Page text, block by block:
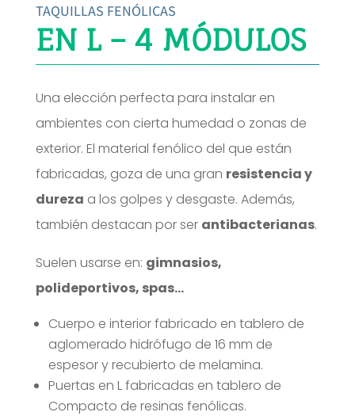
TAQUILLAS FENÓLICAS
EN L – 4 MÓDULOS
Una elección perfecta para instalar en
ambientes con cierta humedad o zonas de
exterior. El material fenólico del que están
fabricadas, goza de una gran resistencia y
dureza a los golpes y desgaste. Además,
también destacan por ser antibacterianas.
Suelen usarse en: gimnasios,
polideportivos, spas…
Cuerpo e interior fabricado en tablero de
aglomerado hidrófugo de 16 mm de
espesor y recubierto de melamina.
Puertas en L fabricadas en tablero de
Compacto de resinas fenólicas.